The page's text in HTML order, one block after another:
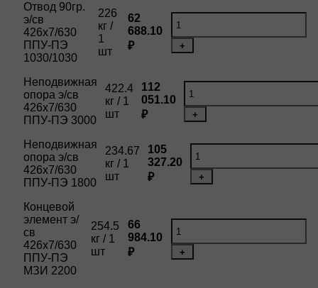
Отвод 90гр.
э/св
426х7/630
ППУ-ПЭ
1030/1030
226
кг /
1
шт
62
688.10
₽
+
Неподвижная
опора э/св
426х7/630
ППУ-ПЭ 3000
422.4
кг / 1
шт
112
051.10
₽
+
Неподвижная
опора э/св
426х7/630
ППУ-ПЭ 1800
234.67
кг / 1
шт
105
327.20
₽
+
Концевой
элемент э/
св
426х7/630
ППУ-ПЭ
МЗИ 2200
254.5
кг / 1
шт
66
984.10
₽
+